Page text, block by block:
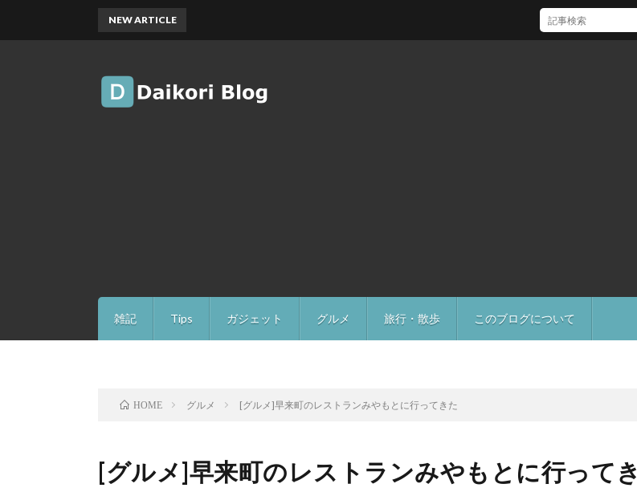
雑記 Tips ガジェット グルメ 旅行・散歩 このブログについて
NEW ARTICLE [Mac]Mac mini M1 がいい感じ
HOME グルメ [グルメ]早来町のレストランみやもとに行ってきた
[グルメ]早来町のレストランみやもとに行ってき